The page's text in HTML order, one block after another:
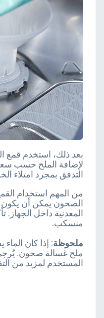
بعد ذلك، استخدم قمع
لإضافة الملح حسب
التدفق بمجرد امتلاء
من المهم استخدام
الصحون يمكن أن يكون
المعدنية داخل
منسكب.
ملحوظة: إذا كان الماء
ملح غسالة صحون.
المستخدم لمزيد من